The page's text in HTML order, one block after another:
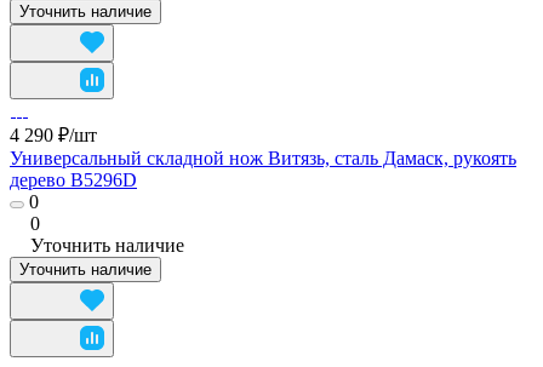
Уточнить наличие
4 290 ₽/шт
Универсальный складной нож Витязь, сталь Дамаск, рукоять
дерево B5296D
0
0
Уточнить наличие
Уточнить наличие